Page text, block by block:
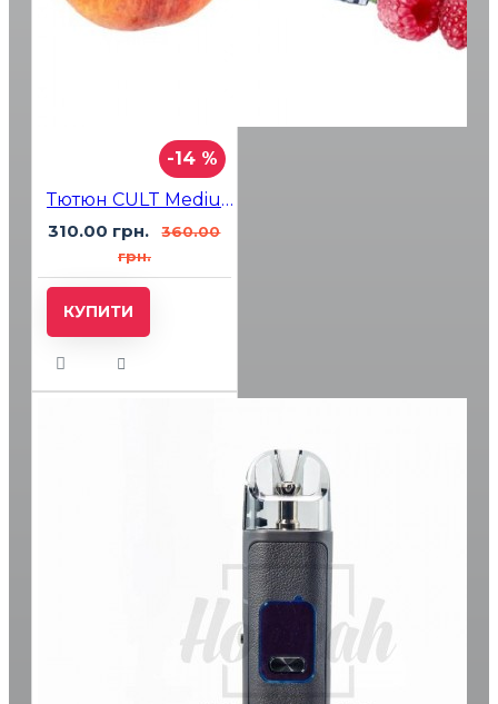
-14 %
Тютюн CULT Medium M101 Raspberry Peach (Малина Персик) 100гр
310.00 грн.
360.00
грн.
КУПИТИ